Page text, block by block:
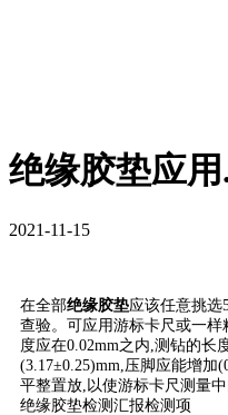
绝缘胶垫应
2021-11-15
在全部绝缘胶垫应该任意挑选
查验。可应用游标卡尺或一
度应在0.02mm之内,测钻的长
(3.17±0.25)mm,压脚应能增加
平整置放,以使游标卡尺测量中
绝缘胶垫检测汇报检测项